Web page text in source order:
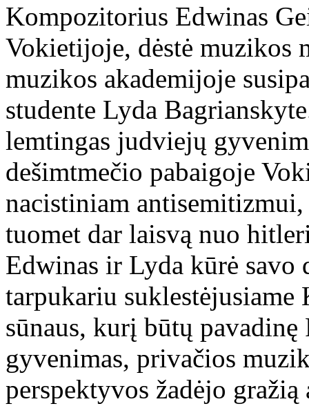
Kompozitorius Edwinas
Vokietijoje, dėstė muzikos
muzikos akademijoje
studente Lyda
lemtingas judviejų
dešimtmečio pabaigoje
nacistiniam
tuomet dar laisvą nuo
Edwinas ir Lyda kūrė savo
tarpukariu
sūnaus, kurį būtų
gyvenimas, privačios
perspektyvos žadėjo gražią